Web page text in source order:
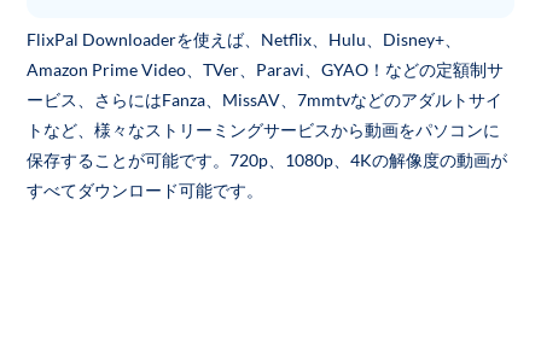
FlixPal Downloaderを使えば、Netflix、Hulu、Disney+、
Amazon Prime Video、TVer、Paravi、GYAO！などの定額制サ
ービス、さらにはFanza、MissAV、7mmtvなどのアダルトサイ
トなど、様々なストリーミングサービスから動画をパソコンに
保存することが可能です。720p、1080p、4Kの解像度の動画が
すべてダウンロード可能です。